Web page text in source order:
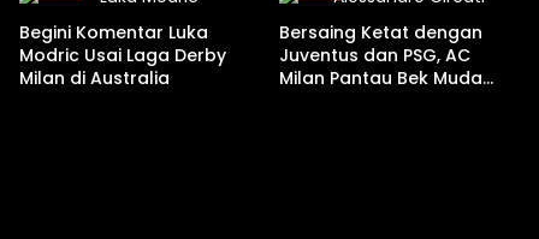
Begini Komentar Luka
Modric Usai Laga Derby
Milan di Australia
Bersaing Ketat dengan
Juventus dan PSG, AC
Milan Pantau Bek Muda